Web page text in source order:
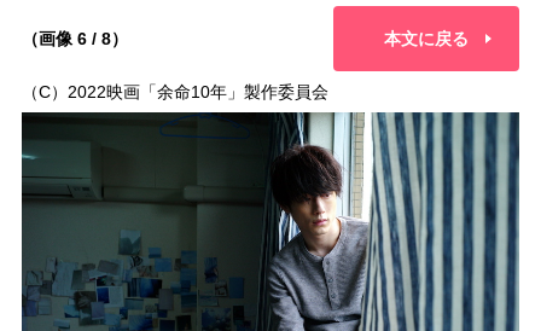
（画像 6 / 8） 本文に戻る
（C）2022映画「余命10年」製作委員会